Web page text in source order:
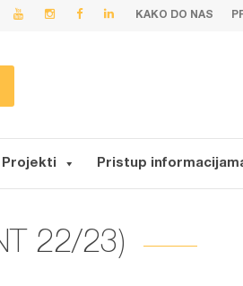
KAKO DO NAS
Projekti Pristup
22/23)